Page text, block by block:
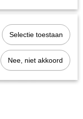
Selectie toestaan
Nee, niet akkoord